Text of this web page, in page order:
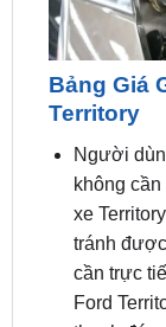
Bảng Giá
Territory
Người
không cần
xe
tránh
cần trực
Ford
thanh